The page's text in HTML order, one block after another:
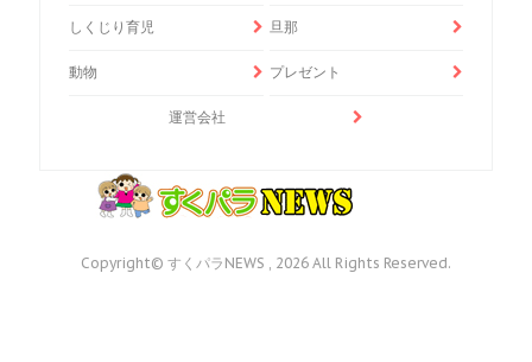
しくじり育児 旦那
動物 プレゼント
運営会社
Copyright© すくパラNEWS , 2026 All Rights Reserved.